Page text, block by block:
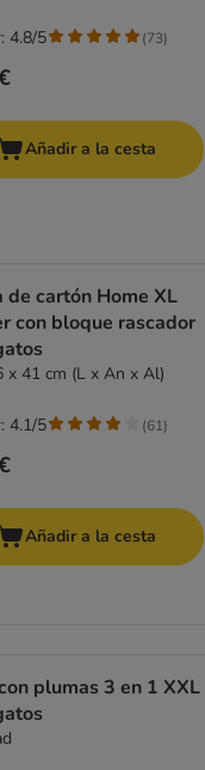
4.8/5 (73)
Añadir a la cesta
de cartón Home XL
con bloque rascador
x 41 cm (L x An x Al)
4.1/5 (61)
Añadir a la cesta
plumas 3 en 1 XXL